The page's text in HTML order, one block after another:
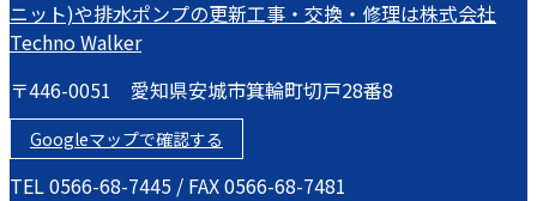
〒446-0051 愛知県安城市箕輪町切戸28番8
Googleマップで確認する
TEL 0566-68-7445 / FAX 0566-68-7481